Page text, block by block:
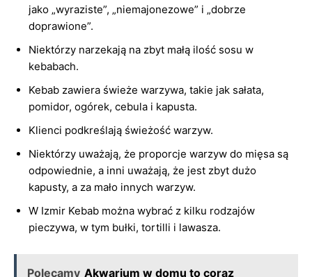
jako „wyraziste”, „niemajonezowe” i „dobrze
doprawione”.
Niektórzy narzekają na zbyt małą ilość sosu w
kebabach.
Kebab zawiera świeże warzywa, takie jak sałata,
pomidor, ogórek, cebula i kapusta.
Klienci podkreślają świeżość warzyw.
Niektórzy uważają, że proporcje warzyw do mięsa są
odpowiednie, a inni uważają, że jest zbyt dużo
kapusty, a za mało innych warzyw.
W Izmir Kebab można wybrać z kilku rodzajów
pieczywa, w tym bułki, tortilli i lawasza.
Polecamy Akwarium w domu to coraz